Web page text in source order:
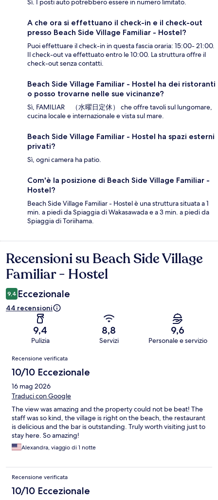
Sì. I posti auto potrebbero essere in numero limitato.
A che ora si effettuano il check-in e il check-out
presso Beach Side Village Familiar - Hostel?
Puoi effettuare il check-in in questa fascia oraria: 15:00- 21:00.
Il check-out va effettuato entro le 10:00. La struttura offre il
check-out senza contatti.
Beach Side Village Familiar - Hostel ha dei ristoranti
o posso trovarne nelle sue vicinanze?
Sì, FAMILIAR （水曜日定休） che offre tavoli sul lungomare,
cucina locale e internazionale e vista sul mare.
Beach Side Village Familiar - Hostel ha spazi esterni
privati?
Sì, ogni camera ha patio.
Com'è la posizione di Beach Side Village Familiar -
Hostel?
Beach Side Village Familiar - Hostel è una struttura situata a 1
min. a piedi da Spiaggia di Wakasawada e a 3 min. a piedi da
Spiaggia di Toriihama.
Recensioni
Recensioni su Beach Side Village
Familiar - Hostel
9,4 Eccezionale
44 recensioni
9,4
Pulizia
8,8
Servizi
9,6
Personale e servizio
Recensioni
Recensione verificata
10/10 Eccezionale
16 mag 2026
Traduci con Google
The view was amazing and the property could not be beat! The
staff was so kind, the village is right on the beach, the restaurant
is delicious and the bar is outstanding. Truly worth visiting just to
stay here. So amazing!
Alexandra, viaggio di 1 notte
Recensione verificata
10/10 Eccezionale